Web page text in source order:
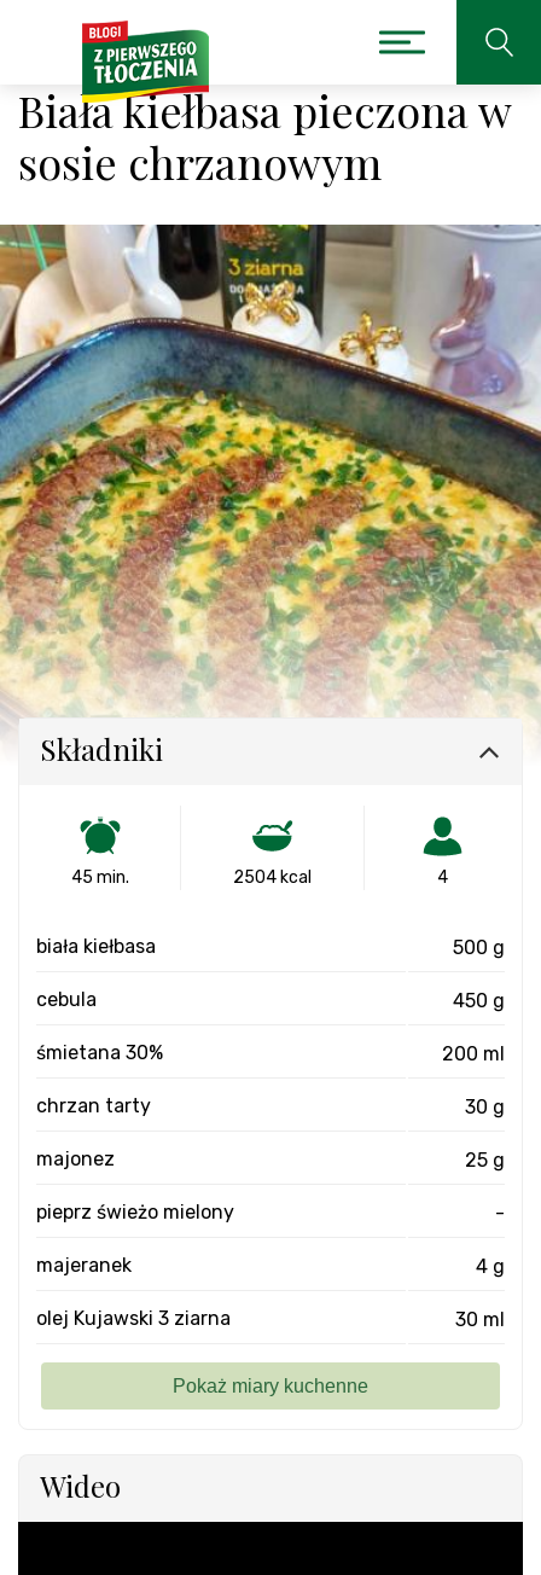
Biała kiełbasa pieczona w
sosie chrzanowym
Składniki
45 min. 2504 kcal 4
biała kiełbasa 500 g
cebula 450 g
śmietana 30% 200 ml
chrzan tarty 30 g
majonez 25 g
pieprz świeżo mielony -
majeranek 4 g
olej Kujawski 3 ziarna 30 ml
Wideo